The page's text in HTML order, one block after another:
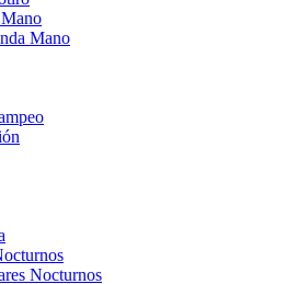
Mano
Nocturnos